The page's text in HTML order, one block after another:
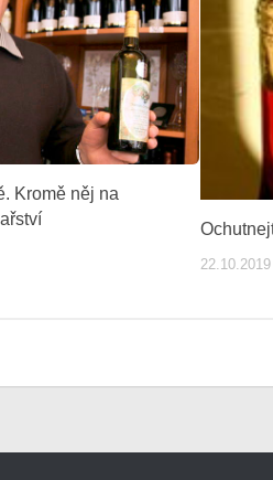
Kromě něj na
22.10.2019